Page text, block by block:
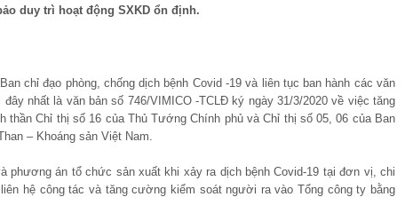
duy trì hoạt động SXKD ổn định.
chỉ đạo phòng, chống dịch bệnh Covid -19 và liên tục ban hành các văn
nhất là văn bản số 746/VIMICO -TCLĐ ký ngày 31/3/2020 về việc tăng
thần Chỉ thị số 16 của Thủ Tướng Chính phủ và Chỉ thị số 05, 06 của Ban
– Khoáng sản Việt Nam.
phương án tổ chức sản xuất khi xảy ra dịch bệnh Covid-19 tại đơn vị, chi
hệ công tác và tăng cường kiểm soát người ra vào Tổng công ty bằng